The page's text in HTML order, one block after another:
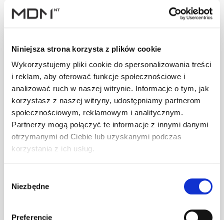
Niniejsza strona korzysta z plików cookie
Wykorzystujemy pliki cookie do spersonalizowania treści
i reklam, aby oferować funkcje społecznościowe i
analizować ruch w naszej witrynie. Informacje o tym, jak
korzystasz z naszej witryny, udostępniamy partnerom
społecznościowym, reklamowym i analitycznym.
Partnerzy mogą połączyć te informacje z innymi danymi
otrzymanymi od Ciebie lub uzyskanymi podczas
korzystania z ich usług.
zgody
Niezbędne
Preferencje
0,4 brąz kpl.
BD-350/30
kpl
SMART Ława
0,4 c.brąz kpl.
BD-350/30
kpl –